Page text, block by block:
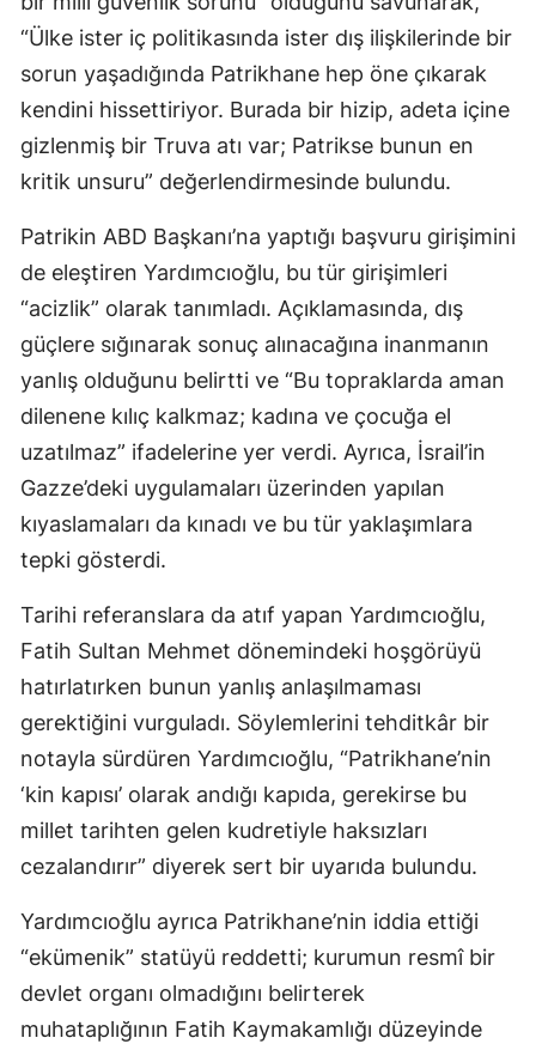
“Ülke ister iç politikasında ister dış ilişkilerinde bir
sorun yaşadığında Patrikhane hep öne çıkarak
kendini hissettiriyor. Burada bir hizip, adeta içine
gizlenmiş bir Truva atı var; Patrikse bunun en
kritik unsuru” değerlendirmesinde bulundu.
Patrikin ABD Başkanı’na yaptığı başvuru girişimini
de eleştiren Yardımcıoğlu, bu tür girişimleri
“acizlik” olarak tanımladı. Açıklamasında, dış
güçlere sığınarak sonuç alınacağına inanmanın
yanlış olduğunu belirtti ve “Bu topraklarda aman
dilenene kılıç kalkmaz; kadına ve çocuğa el
uzatılmaz” ifadelerine yer verdi. Ayrıca, İsrail’in
Gazze’deki uygulamaları üzerinden yapılan
kıyaslamaları da kınadı ve bu tür yaklaşımlara
tepki gösterdi.
Tarihi referanslara da atıf yapan Yardımcıoğlu,
Fatih Sultan Mehmet dönemindeki hoşgörüyü
hatırlatırken bunun yanlış anlaşılmaması
gerektiğini vurguladı. Söylemlerini tehditkâr bir
notayla sürdüren Yardımcıoğlu, “Patrikhane’nin
‘kin kapısı’ olarak andığı kapıda, gerekirse bu
millet tarihten gelen kudretiyle haksızları
cezalandırır” diyerek sert bir uyarıda bulundu.
Yardımcıoğlu ayrıca Patrikhane’nin iddia ettiği
“ekümenik” statüyü reddetti; kurumun resmî bir
devlet organı olmadığını belirterek
muhataplığının Fatih Kaymakamlığı düzeyinde